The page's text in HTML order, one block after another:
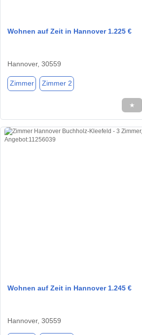
Wohnen auf Zeit in Hannover 1.225 €
Hannover, 30559
Zimmer Zimmer 2
★
Wohnen auf Zeit in Hannover 1.245 €
Hannover, 30559